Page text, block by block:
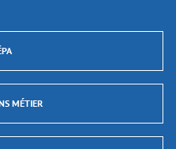
MÉTIER